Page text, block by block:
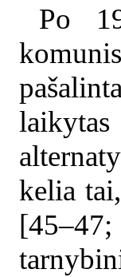
Po
kelia